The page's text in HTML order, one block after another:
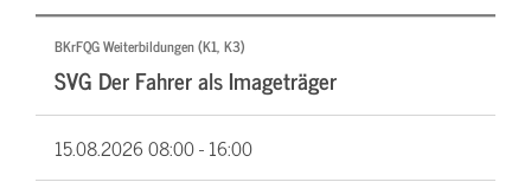
BKrFQG Weiterbildungen (K1, K3)
SVG Der Fahrer als Imageträger
15.08.202608:00 - 16:00